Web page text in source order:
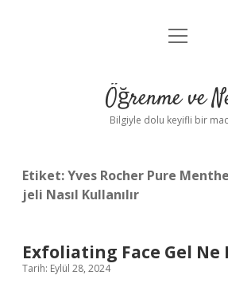
Anasayfa
Yasal Uyarı
menüyü
Öğrenme ve
Bilgiyle dolu keyifli bir
Etiket:Yves Rocher Pure
jeli Nasıl Kullanılır
Exfoliating Face Gel Ne
Tarih: Eylül 28, 2024